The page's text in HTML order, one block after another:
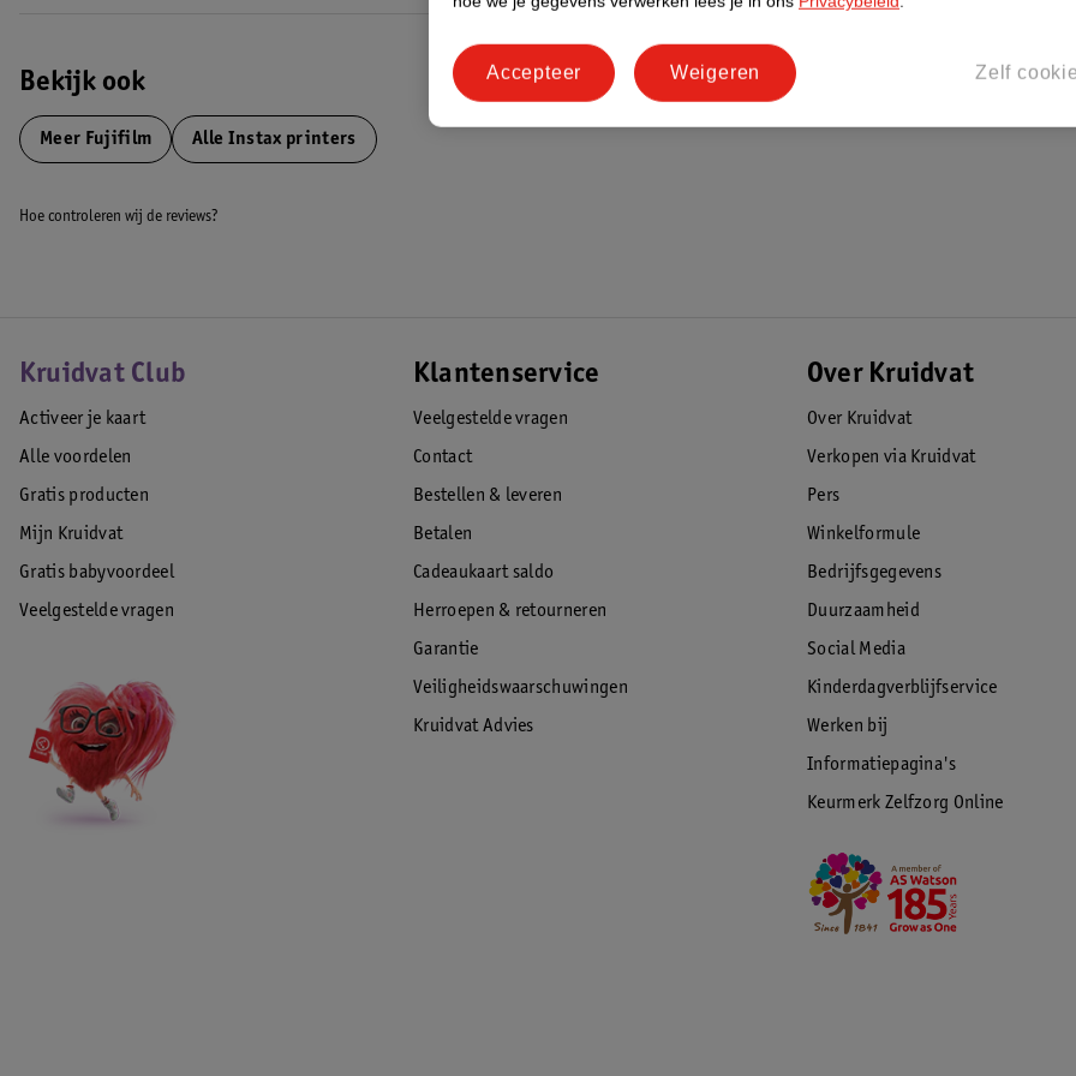
Bekijk ook
Meer Fujifilm Alle Instax printers
Hoe controleren wij de reviews?
Kruidvat Club
Activeer je kaart
Alle voordelen
Gratis producten
Mijn Kruidvat
Gratis babyvoordeel
Veelgestelde vragen
Klantenservice
Veelgestelde vragen
Contact
Bestellen & leveren
Betalen
Cadeaukaart saldo
Herroepen & retourneren
Garantie
Veiligheidswaarschuwingen
Kruidvat Advies
Over Kruidvat
Over Kruidvat
Verkopen via Kruidvat
Pers
Winkelformule
Bedrijfsgegevens
Duurzaamheid
Social Media
Kinderdagverblijfservice
Werken bij
Informatiepagina's
Keurmerk Zelfzorg Online
Zelf
Weigeren
Accepteer